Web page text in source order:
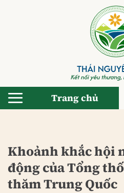
Trang chủ
Khoảnh khắc hội
động của Tổng
thăm Trung Quốc